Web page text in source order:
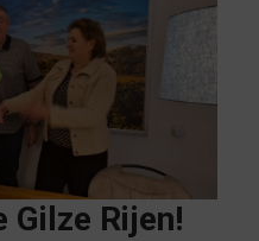
Gilze Rijen!